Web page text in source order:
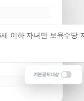
이하 자녀만 보육수당